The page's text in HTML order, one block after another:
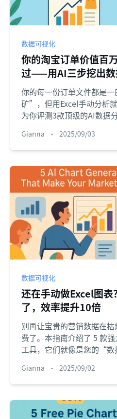
数据可视化
你的淘宝订单价值百
过——用AI三步挖出
你的每一份订单文件都是
矿”，但用Excel手动分析
为你评测3款顶级的AI数据
商业洞察，并提供清晰的选
Gianna • 2025/09/03
数据可视化
还在手动做Excel图
了，效率提升10倍
别再让宝贵的营销数据在
费了。本指南介绍了 5 款
工具，它们就像是您的“
可视化故事。了解如何在几
创建出令人惊叹的报告。
Gianna • 2025/09/02